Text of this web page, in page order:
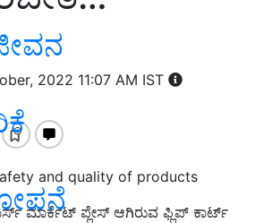
2022 11:07 AM IST
and quality of products
ಮಾರ್ಕೆಟ್ ಪ್ಲೇಸ್ ಆಗಿರುವ ಫ್ಲಿಪ್ ಕಾರ್ಟ್